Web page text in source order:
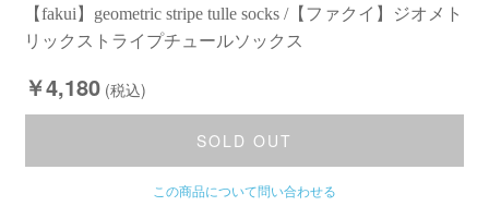
【fakui】geometric stripe tulle socks /【ファクイ】ジオメト
リックストライプチュールソックス
￥4,180 (税込)
SOLD OUT
この商品について問い合わせる